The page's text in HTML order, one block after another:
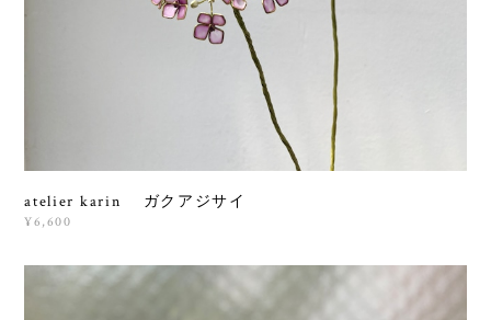
atelier karin ガクアジサイ
¥6,600